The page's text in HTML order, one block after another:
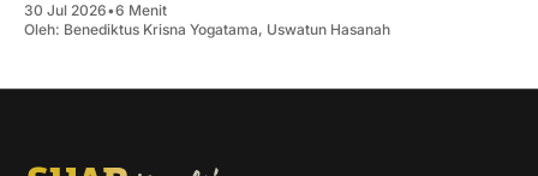
30 Jul 2026•6 Menit
Oleh: Benediktus Krisna Yogatama, Uswatun Hasanah